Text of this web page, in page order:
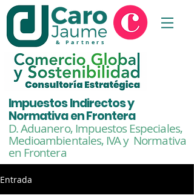
& Partners
Impuestos Indirectos y
Normativa en Frontera
D. Aduanero, Impuestos Especiales,
Medioambientales,IVA y Normativa
en Frontera
Entrada